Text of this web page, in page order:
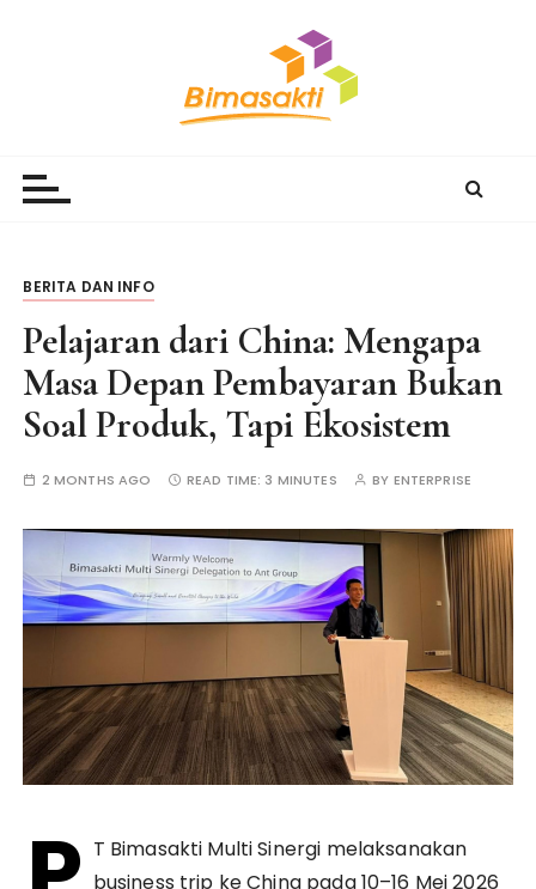
BERITA DAN INFO
Pelajaran dari China: Mengapa
Masa Depan Pembayaran Bukan
Soal Produk, Tapi Ekosistem
2 MONTHS AGO READ TIME: 3 MINUTES BY ENTERPRISE
T Bimasakti Multi Sinergi melaksanakan
business trip ke China pada 10–16 Mei 2026